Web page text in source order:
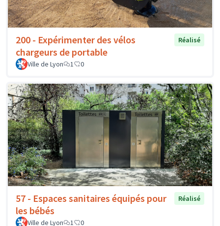
200 - Expérimenter des vélos
chargeurs de portable
Réalisé
Ville de Lyon 1 0
57 - Espaces sanitaires équipés pour
les bébés
Réalisé
Ville de Lyon 1 0